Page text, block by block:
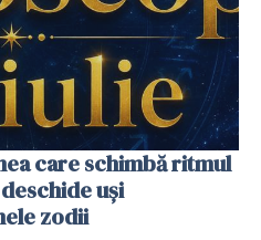
care schimbă ritmul
uși
zodii